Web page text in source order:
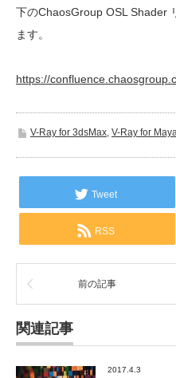
下のChaosGroup OSL Shader
ます。
https://
V-Ray for 3dsMax, V-Ray for
Tweet
RSS
前の記事
関連記事
2017.4.3